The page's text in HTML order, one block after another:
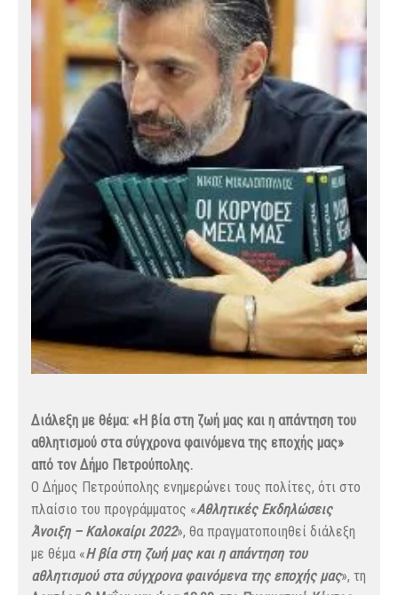
Διάλεξη με θέμα: «Η βία στη ζωή μας και η απάντηση του
αθλητισμού στα σύγχρονα φαινόμενα της εποχής μας»
από τον Δήμο Πετρούπολης.
Ο Δήμος Πετρούπολης ενημερώνει τους πολίτες, ότι στο
πλαίσιο του προγράμματος «Αθλητικές Εκδηλώσεις
Άνοιξη – Καλοκαίρι 2022», θα πραγματοποιηθεί διάλεξη
με θέμα «Η βία στη ζωή μας και η απάντηση του
αθλητισμού στα σύγχρονα φαινόμενα της εποχής μας», τη